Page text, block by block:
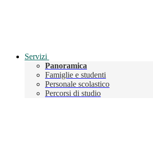
Servizi
Panoramica
Famiglie e studenti
Personale scolastico
Percorsi di studio